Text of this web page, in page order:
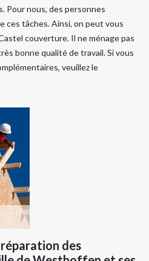
Pour nous, des personnes
ces tâches. Ainsi, on peut vous
couverture. Il ne ménage pas
bonne qualité de travail. Si vous
veuillez le
des